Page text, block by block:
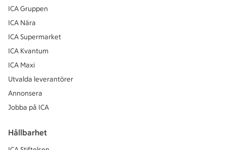
ICA Gruppen
ICA Nära
ICA Supermarket
ICA Kvantum
ICA Maxi
Utvalda leverantörer
Annonsera
Jobba på ICA
Hållbarhet